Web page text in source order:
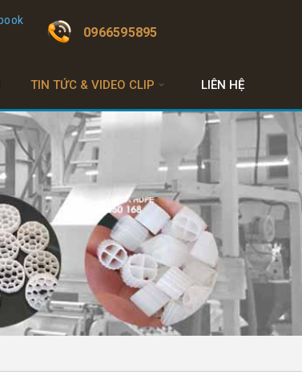
0966595895
TIN TỨC & VIDEO CLIP LIÊN HỆ